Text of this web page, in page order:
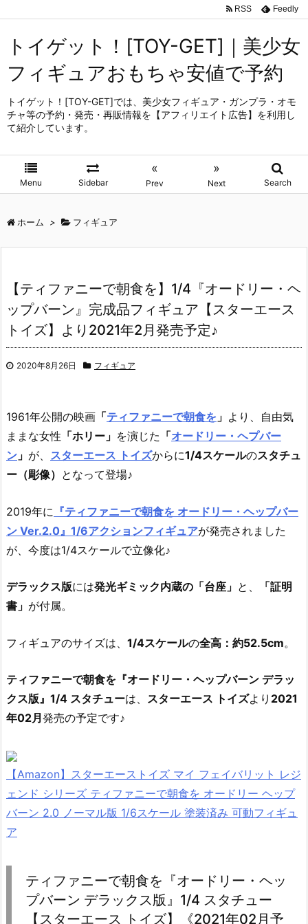
トイゲット！[TOY-GET]｜美少女
フィギュアおもちゃ安値で予約
トイゲット！[TOY-GET]では、美少女フィギュア・ガンプラ・オモ
チャ等の予約・発売・再販情報を【アフィリエイト広告】を利用し
て紹介しています。
Menu Sidebar
«
Prev
»
Next Search
RSS Feedly
ホーム > フィギュア
【ティファニーで朝食を】1/4『オードリー・ヘ
ップバーン』完成品フィギュア【スターエース
トイズ】より2021年2月発売予定♪
2020年8月26日 フィギュア
1961年公開の映画 「ティファニーで朝食を 」 より、自由気
ままな女性 「ホリー」 を演じた 「オードリー・ヘプバー
ン 」 が、 スターエース トイズからに1/4スケールのスタチュ
ー（彫像） となって登場♪
2019年に 『ティファニーで朝食を オードリー・ヘップバー
ン Ver.2.0』1/6アクションフィギュアが発売されました
が、今度は1/4スケールで立像化♪
デラックス版には発光ギミック内蔵の「台座」 と、
「証明
書」 が付属。
フィギュアのサイズは、 1/4スケールの全高：約52.5cm。
ティファニーで朝食を『オードリー・ヘップバーン デラッ
クス版』1/4 スタチューは、 スターエース トイズより 2021
年02月 発売の予定です♪
【Amazon】スターエーストイズ マイ フェイバリット レジ
ェンド シリーズ ティファニーで朝食を オードリー ヘップ
バーン 2.0 ノーマル版 1/6スケール 塗装済み 可動フィギュ
ア
ティファニーで朝食を『オードリー・ヘッ
プバーン デラックス版』1/4 スタチュー
【スターエース トイズ】《2021年02月予